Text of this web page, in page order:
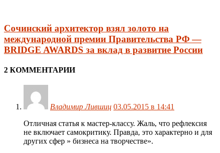
Сочинский архитектор взял золото на
международной премии Правительства РФ —
BRIDGE AWARDS за вклад в развитие России
2 КОММЕНТАРИИ
Владимир Лившиц 03.05.2015 в 14:41
Отличная статья к мастер-классу. Жаль, что рефлексия
не включает самокритику. Правда, это характерно и для
других сфер » бизнеса на творчестве».